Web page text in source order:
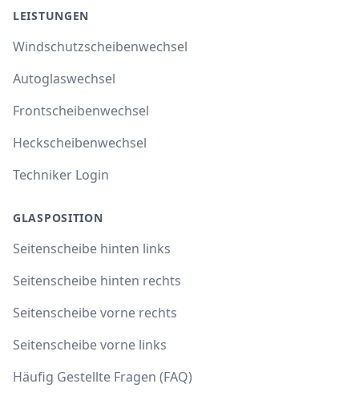
LEISTUNGEN
Windschutzscheibenwechsel
Autoglaswechsel
Frontscheibenwechsel
Heckscheibenwechsel
Techniker Login
GLASPOSITION
Seitenscheibe hinten links
Seitenscheibe hinten rechts
Seitenscheibe vorne rechts
Seitenscheibe vorne links
Häufig Gestellte Fragen (FAQ)